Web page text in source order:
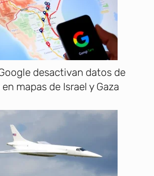
desactivan datos de
mapas de Israel y Gaza